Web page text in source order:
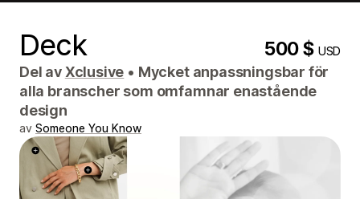
Deck 500 $USD
Del avXclusive • Mycket anpassningsbar för
alla branscher som omfamnar enastående
design
av Someone You Know